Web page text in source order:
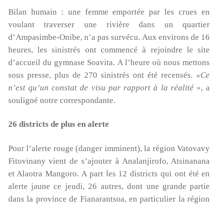
Bilan humain : une femme emportée par les crues en
voulant traverser une rivière dans un quartier
d’Ampasimbe-Onibe, n’a pas survécu. Aux environs de 16
heures, les sinistrés ont commencé à rejoindre le site
d’accueil du gymnase Soavita. A l’heure où nous mettons
sous presse, plus de 270 sinistrés ont été recensés. «Ce
n’est qu’un constat de visu par rapport à la réalité », a
souligné notre correspondante.
26 districts de plus en alerte
Pour l’alerte rouge (danger imminent), la région Vatovavy
Fitovinany vient de s’ajouter à Analanjirofo, Atsinanana
et Alaotra Mangoro. A part les 12 districts qui ont été en
alerte jaune ce jeudi, 26 autres, dont une grande partie
dans la province de Fianarantsoa, en particulier la région
Vous pouvez aussi envoyer un chèque à l’ordre de Terre
des Enfants, chez Mme Poulet, 165 rue Jean Monnet,
30310 VERGEZE
ou nous réclamer un rib si vous souhaitez faire un
virement ( à contact@terredesenfants.fr)
Lecteur
vidéo
00:00 01:44